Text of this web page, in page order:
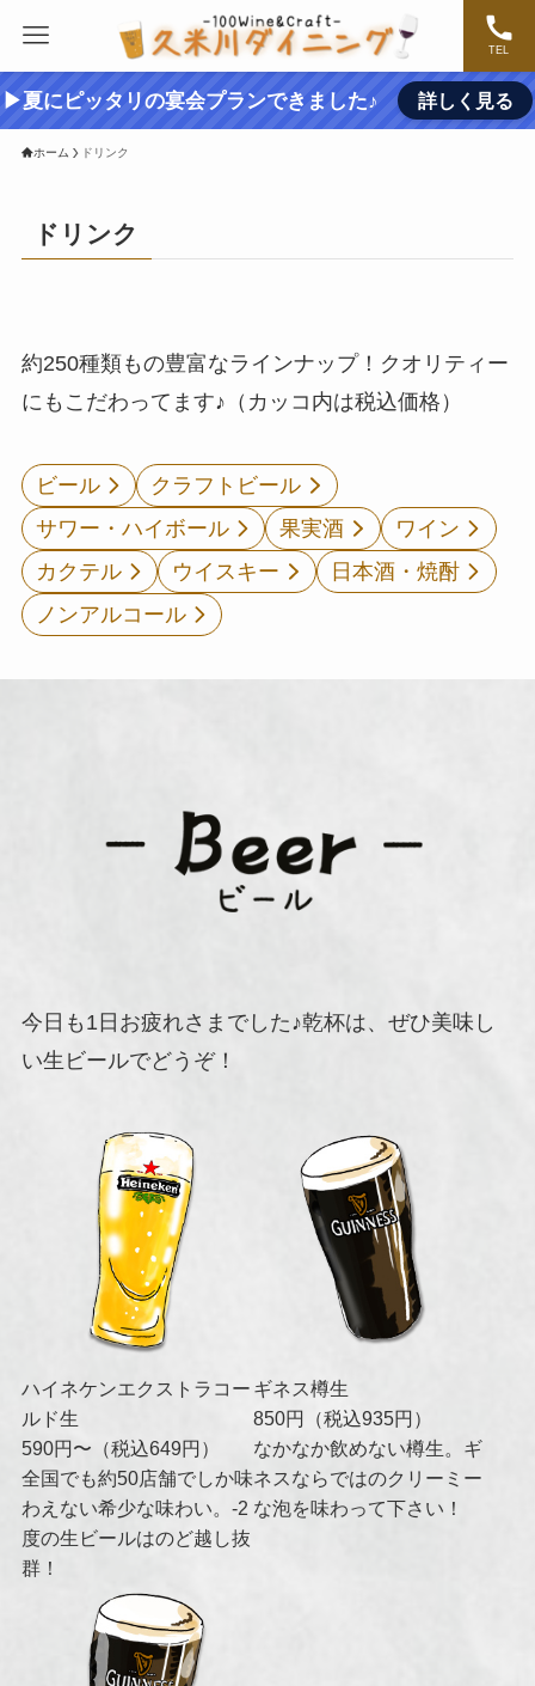
TEL
▶夏にピッタリの宴会プランできました♪ 詳しく見る
ホーム ドリンク
ドリンク
約250種類もの豊富なラインナップ！クオリティー
にもこだわってます♪（カッコ内は税込価格）
ビール
クラフトビール
サワー・ハイボール
果実酒
ワイン
カクテル
ウイスキー
日本酒・焼酎
ノンアルコール
今日も1日お疲れさまでした♪乾杯は、ぜひ美味し
い生ビールでどうぞ！
ハイネケンエクストラコー
ルド生
590円〜（税込649円）
全国でも約50店舗でしか味
わえない希少な味わい。-2
度の生ビールはのど越し抜
群！
ギネス樽生
850円（税込935円）
なかなか飲めない樽生。ギ
ネスならではのクリーミー
な泡を味わって下さい！